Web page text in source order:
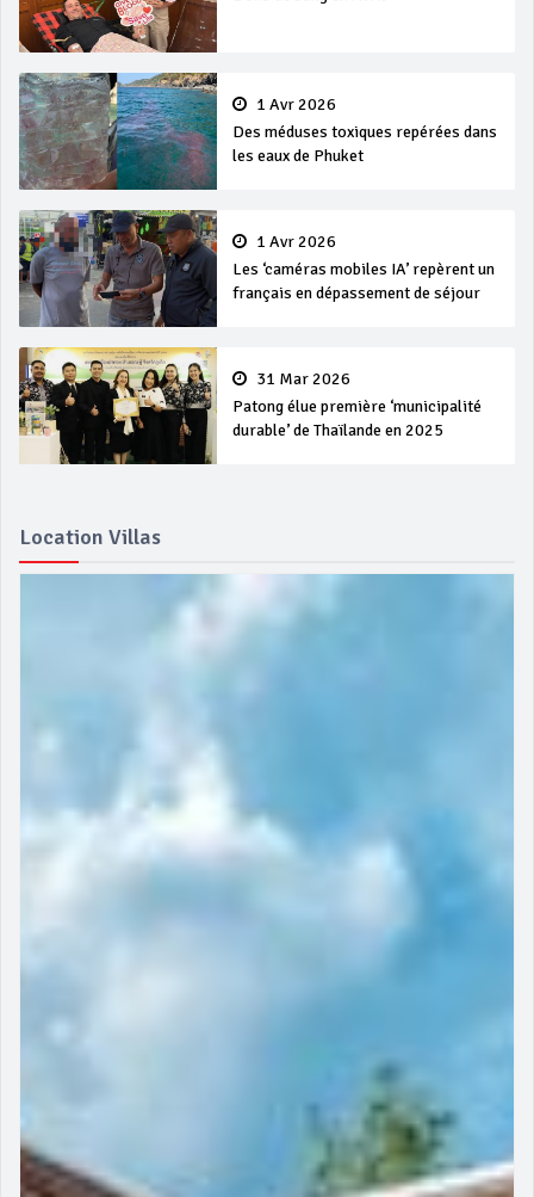
1 Avr 2026
Des méduses toxiques repérées dans
les eaux de Phuket
1 Avr 2026
Les ‘caméras mobiles IA’ repèrent un
français en dépassement de séjour
31 Mar 2026
Patong élue première ‘municipalité
durable’ de Thaïlande en 2025
Location Villas